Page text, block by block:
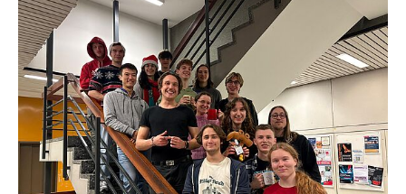
Erstsemester, Studienstart & Infos für
Schüler
Tutorien
Veranstaltungen
Kontakt